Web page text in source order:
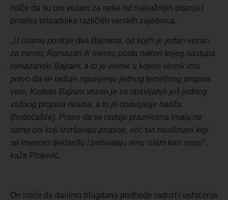
ističe da su oni vezani za neke od najvažnijih pitanja i
propisa pripadnika različitih verskih zajednica.
„U islamu postoje dva Bajrama, od kojih je jedan vezan
za mesec Ramazan ili mesec posta nakon kojeg nastupa
ramazanski Bajram, a to je vreme u kojem vernik ima
pravo da se raduje ispunjenju jednog temeljnog propisa
vere. Kurban Bajram vezan je za obavljanje još jednog
važnog propisa islama, a to je obavljanje hadža
(hodočašće). Pravo da se raduju praznicima imaju ne
samo oni koji izvršavaju propise, već svi muslimani koji
se imenom deklarišu i prihvataju veru islam kao svoju“,
kaže Plojović.
On ističe da danima blagdana prethode radost i ushićenje